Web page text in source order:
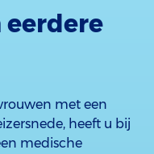
eerdere
met een
heeft u bij
medische